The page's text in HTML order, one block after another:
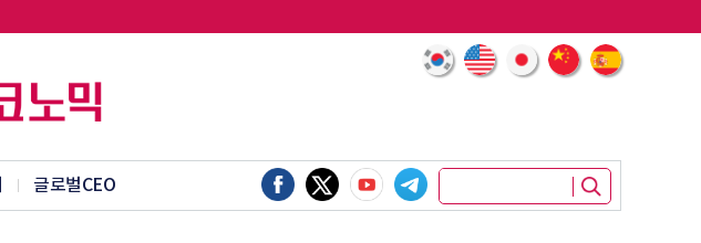
글로벌CEO